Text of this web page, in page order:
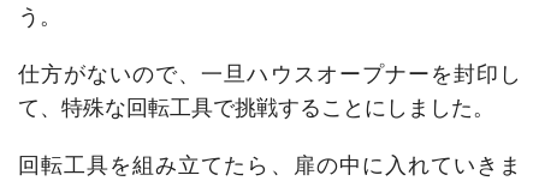
う。
仕方がないので、一旦ハウスオープナーを封印し
て、特殊な回転工具で挑戦することにしました。
回転工具を組み立てたら、扉の中に入れていきま